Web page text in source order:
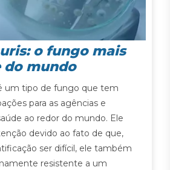
o fungo mais
mundo
um tipo de fungo que tem
para as agências e
ao redor do mundo. Ele
devido ao fato de que,
ser difícil, ele também
resistente a um